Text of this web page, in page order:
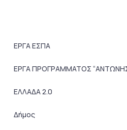
ΕΡΓΑ ΕΣΠΑ
ΕΡΓΑ ΠΡΟΓΡΑΜΜΑΤΟΣ
ΕΛΛΑΔΑ 2.0
Δήμος